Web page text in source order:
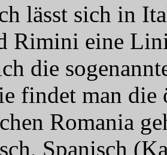
lässt sich in
Rimini eine
die
findet man die
Romania
Spanisch